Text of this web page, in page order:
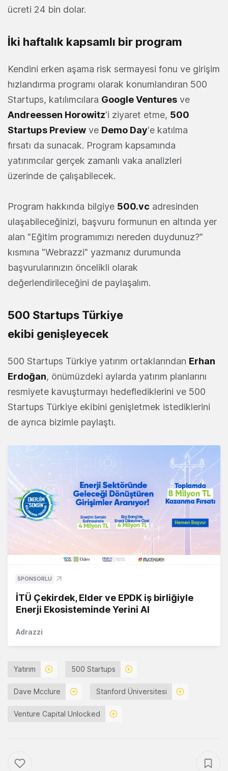
ücreti 24 bin dolar.
İki haftalık kapsamlı bir program
Kendini erken aşama risk sermayesi fonu ve girişim
hızlandırma programı olarak konumlandıran 500
Startups, katılımcılara Google Ventures ve
Andreessen Horowitz'i ziyaret etme, 500
Startups Preview ve Demo Day'e katılma
fırsatı da sunacak. Program kapsamında
yatırımcılar gerçek zamanlı vaka analizleri
üzerinde de çalışabilecek.
Program hakkında bilgiye 500.vc adresinden
ulaşabileceğinizi, başvuru formunun en altında yer
alan "Eğitim programımızı nereden duydunuz?"
kısmına "Webrazzi" yazmanız durumunda
başvurularınızın öncelikli olarak
değerlendirileceğini de paylaşalım.
500 Startups Türkiye
ekibi genişleyecek
500 Startups Türkiye yatırım ortaklarından Erhan
Erdoğan, önümüzdeki aylarda yatırım planlarını
resmiyete kavuşturmayı hedeflediklerini ve 500
Startups Türkiye ekibini genişletmek istediklerini
de ayrıca bizimle paylaştı.
SPONSORLU
İTÜ Çekirdek, Elder ve EPDK iş birliğiyle
Enerji Ekosisteminde Yerini Al
Adrazzi
Yatırım 500 Startups
Dave Mcclure Stanford Üniversitesi
Venture Capital Unlocked